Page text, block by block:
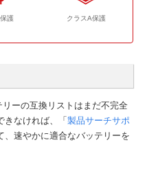
護 クラスA保護
ーの互換リストはまだ不完全
きなければ、「製品サーチサポ
、速やかに適合なバッテリーを